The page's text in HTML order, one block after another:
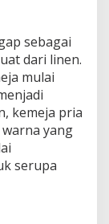
sebagai
dari linen.
mulai
kemeja pria
yang
serupa